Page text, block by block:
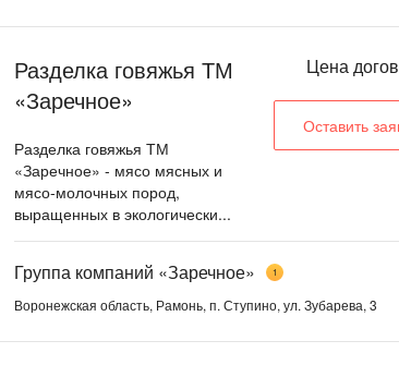
Разделка говяжья ТМ
«Заречное»
Разделка говяжья ТМ
«Заречное» - мясо мясных и
мясо-молочных пород,
выращенных в экологически...
Цена
Оставить
Группа компаний «Заречное» 1
Воронежская область, Рамонь, п. Ступино, ул. Зубарева, 3